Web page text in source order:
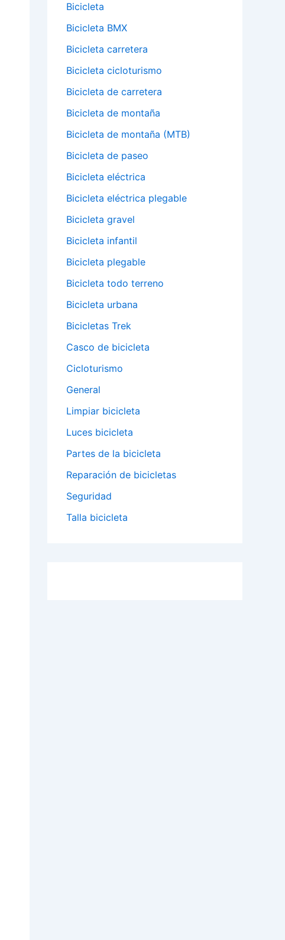
Bicicleta
Bicicleta BMX
Bicicleta carretera
Bicicleta cicloturismo
Bicicleta de carretera
Bicicleta de montaña
Bicicleta de montaña (MTB)
Bicicleta de paseo
Bicicleta eléctrica
Bicicleta eléctrica plegable
Bicicleta gravel
Bicicleta infantil
Bicicleta plegable
Bicicleta todo terreno
Bicicleta urbana
Bicicletas Trek
Casco de bicicleta
Cicloturismo
General
Limpiar bicicleta
Luces bicicleta
Partes de la bicicleta
Reparación de bicicletas
Seguridad
Talla bicicleta